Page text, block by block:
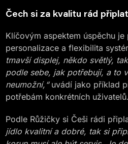
Čech si za kvalitu rád
Klíčovým aspektem úspěchu je
personalizace a flexibilita
tmavší displej, někdo světlý,
podle sebe, jak potřebují, a to
neumožní,“uvádí jako příklad
potřebám konkrétních uživatelů.
Podle Růžičky si Češi rádi
jídlo kvalitní a dobré, tak si